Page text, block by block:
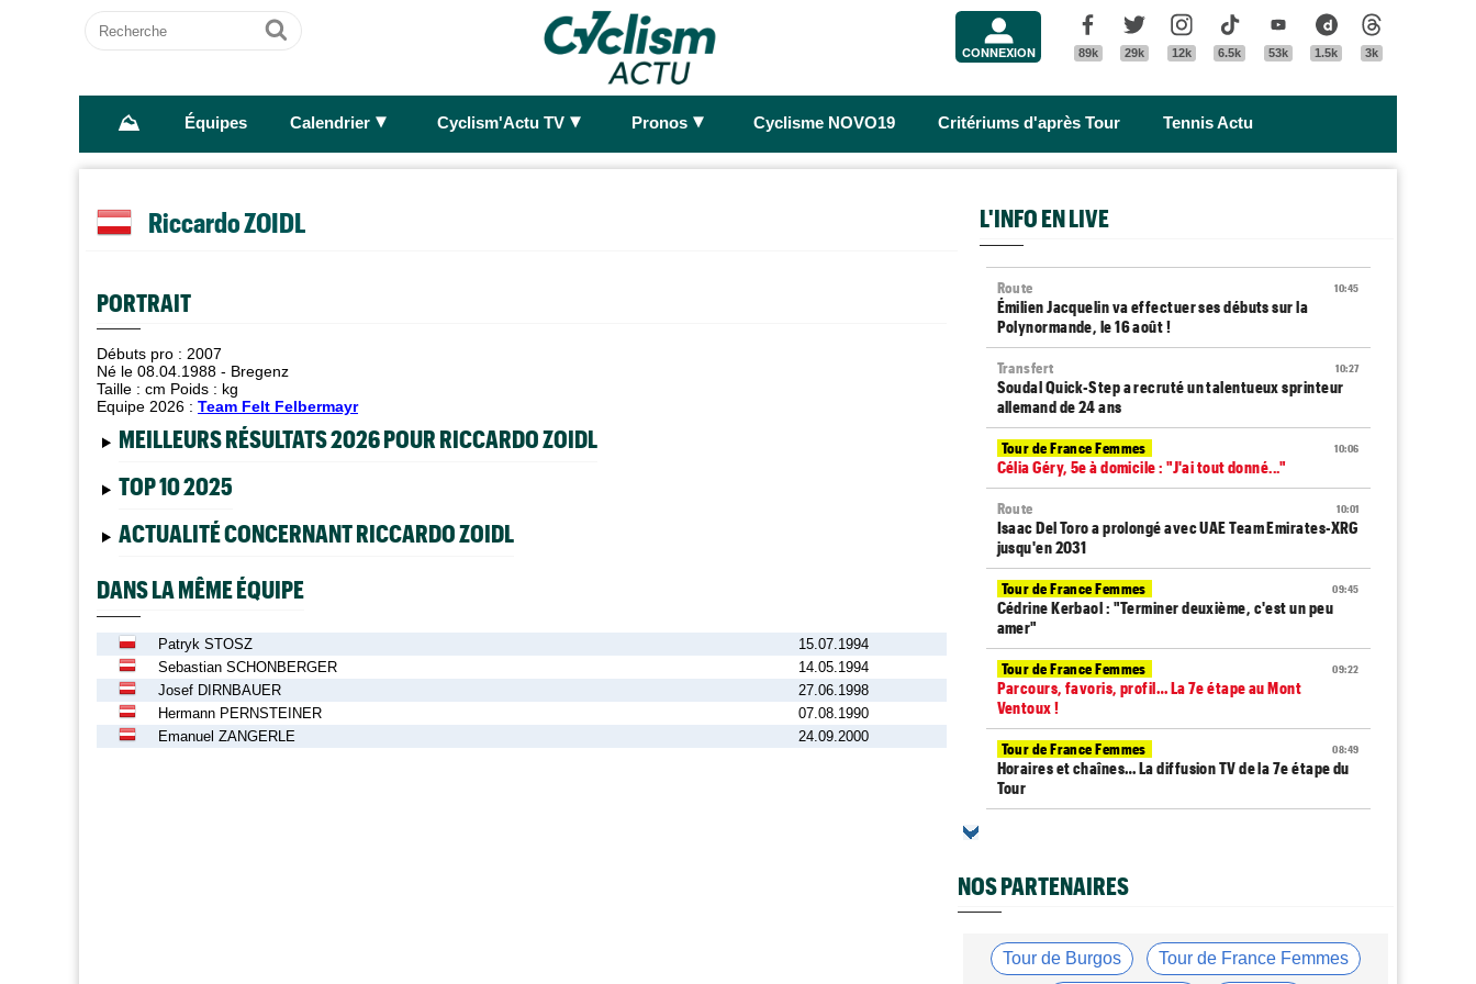
Recherche
Ok CONNEXION
Facebook
89k
Twitter
29k
Instagram
12k
Tik Tok
6.5k
Youtube
53k
Dailymotion
1.5k 3k
⛰ Équipes Calendrier ► Cyclism'Actu TV ► Pronos ► Cyclisme NOVO19 Critériums d'après Tour Tennis Actu
Riccardo ZOIDL
PORTRAIT
Débuts pro : 2007
Né le 08.04.1988 - Bregenz
Taille : cm Poids : kg
Equipe 2026 : Team Felt Felbermayr
MEILLEURS RÉSULTATS 2026 POUR RICCARDO ZOIDL
TOP 10 2025
ACTUALITÉ CONCERNANT RICCARDO ZOIDL
DANS LA MÊME ÉQUIPE
Patryk STOSZ
15.07.1994
Sebastian SCHONBERGER
14.05.1994
Josef DIRNBAUER
27.06.1998
Hermann PERNSTEINER
07.08.1990
Emanuel ZANGERLE
24.09.2000
L'INFO EN LIVE
10:45
Route
Émilien Jacquelin va effectuer ses débuts sur la
Polynormande, le 16 août !
10:27
Transfert
Soudal Quick-Step a recruté un talentueux sprinteur
allemand de 24 ans
10:06
Tour de France Femmes
Célia Géry, 5e à domicile : "J'ai tout donné..."
10:01
Route
Isaac Del Toro a prolongé avec UAE Team Emirates-XRG
jusqu'en 2031
09:45
Tour de France Femmes
Cédrine Kerbaol : "Terminer deuxième, c'est un peu
amer"
09:22
Tour de France Femmes
Parcours, favoris, profil… La 7e étape au Mont
Ventoux !
08:49
Tour de France Femmes
Horaires et chaînes… La diffusion TV de la 7e étape du
Tour
Média
Cyclism'Actu TV
NOS PARTENAIRES
Tour de Burgos Tour de France Femmes